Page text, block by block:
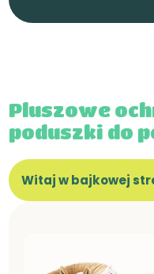
Pluszowe
poduszki do
Witaj w bajkowej